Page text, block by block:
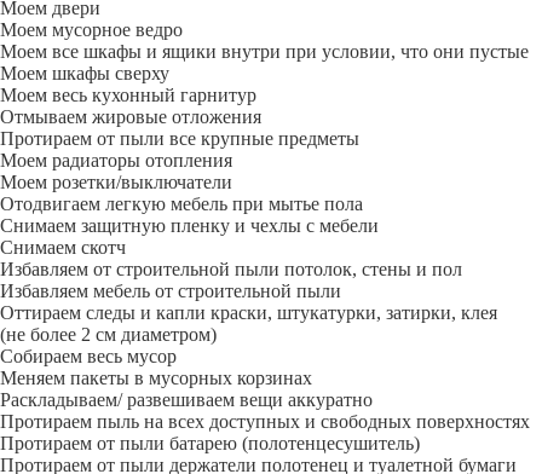
Моем двери
Моем мусорное ведро
Моем все шкафы и ящики внутри при условии, что они пустые
Моем шкафы сверху
Моем весь кухонный гарнитур
Отмываем жировые отложения
Протираем от пыли все крупные предметы
Моем радиаторы отопления
Моем розетки/выключатели
Отодвигаем легкую мебель при мытье пола
Снимаем защитную пленку и чехлы с мебели
Снимаем скотч
Избавляем от строительной пыли потолок, стены и пол
Избавляем мебель от строительной пыли
Оттираем следы и капли краски, штукатурки, затирки, клея
(не более 2 см диаметром)
Собираем весь мусор
Меняем пакеты в мусорных корзинах
Раскладываем/ развешиваем вещи аккуратно
Протираем пыль на всех доступных и свободных поверхностях
Протираем от пыли батарею (полотенцесушитель)
Протираем от пыли держатели полотенец и туалетной бумаги